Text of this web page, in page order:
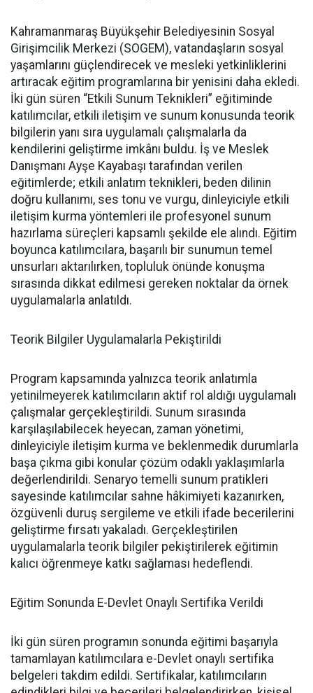
Kahramanmaraş Büyükşehir Belediyesinin Sosyal
Girişimcilik Merkezi (SOGEM), vatandaşların sosyal
yaşamlarını güçlendirecek ve mesleki yetkinliklerini
artıracak eğitim programlarına bir yenisini daha ekledi.
İki gün süren “Etkili Sunum Teknikleri” eğitiminde
katılımcılar, etkili iletişim ve sunum konusunda teorik
bilgilerin yanı sıra uygulamalı çalışmalarla da
kendilerini geliştirme imkânı buldu. İş ve Meslek
Danışmanı Ayşe Kayabaşı tarafından verilen
eğitimlerde; etkili anlatım teknikleri, beden dilinin
doğru kullanımı, ses tonu ve vurgu, dinleyiciyle etkili
iletişim kurma yöntemleri ile profesyonel sunum
hazırlama süreçleri kapsamlı şekilde ele alındı. Eğitim
boyunca katılımcılara, başarılı bir sunumun temel
unsurları aktarılırken, topluluk önünde konuşma
sırasında dikkat edilmesi gereken noktalar da örnek
uygulamalarla anlatıldı.
Teorik Bilgiler Uygulamalarla Pekiştirildi
Program kapsamında yalnızca teorik anlatımla
yetinilmeyerek katılımcıların aktif rol aldığı uygulamalı
çalışmalar gerçekleştirildi. Sunum sırasında
karşılaşılabilecek heyecan, zaman yönetimi,
dinleyiciyle iletişim kurma ve beklenmedik durumlarla
başa çıkma gibi konular çözüm odaklı yaklaşımlarla
değerlendirildi. Senaryo temelli sunum pratikleri
sayesinde katılımcılar sahne hâkimiyeti kazanırken,
özgüvenli duruş sergileme ve etkili ifade becerilerini
geliştirme fırsatı yakaladı. Gerçekleştirilen
uygulamalarla teorik bilgiler pekiştirilerek eğitimin
kalıcı öğrenmeye katkı sağlaması hedeflendi.
Eğitim Sonunda E-Devlet Onaylı Sertifika Verildi
İki gün süren programın sonunda eğitimi başarıyla
tamamlayan katılımcılara e-Devlet onaylı sertifika
belgeleri takdim edildi. Sertifikalar, katılımcıların